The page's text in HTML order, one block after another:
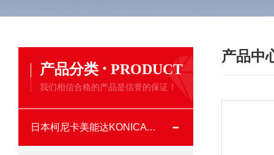
产品分类 · PRODUCT
我们相信合格的产品是信誉的保证！
日本柯尼卡美能达KONICA MINOLTA
产品中